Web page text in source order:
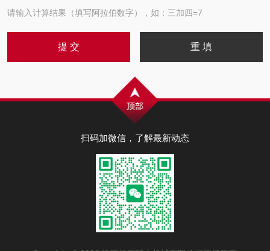
请输入计算结果（填写阿拉伯数字），如：三加四=7
扫码加微信，了解最新动态